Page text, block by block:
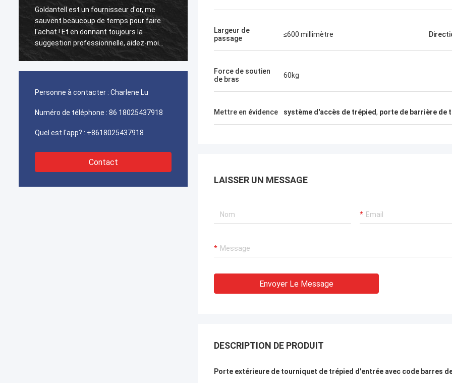
Goldantell est un fournisseur d'or, me
sauvent beaucoup de temps pour faire
l'achat ! Et en donnant toujours la
suggestion professionnelle, aidez-moi
beaucoup dans les affaires !
Les tourniquets de reconnaissance
synchronisés avec les cartes d'accès, les
ingénieurs ont même travaillé pendant
l'Aïd.
Des portes de
portes à tourniquets de
aucune réclamation de
Personne à contacter : Charlene Lu
Numéro de téléphone : 86 18025437918
Quel est l'app? : +8618025437918
Contact
Largeur de
passage
≤600 millimètre
Force de soutien
de bras
60kg
Mettre en évidence système d'accès de trépied, porte de barrière de
LAISSER UN MESSAGE
Envoyer Le Message
DESCRIPTION DE PRODUIT
Porte extérieure de tourniquet de trépied d'entrée avec code barres